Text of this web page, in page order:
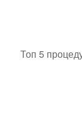
Топ 5